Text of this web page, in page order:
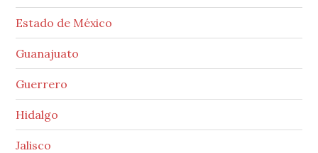
Estado de México
Guanajuato
Guerrero
Hidalgo
Jalisco